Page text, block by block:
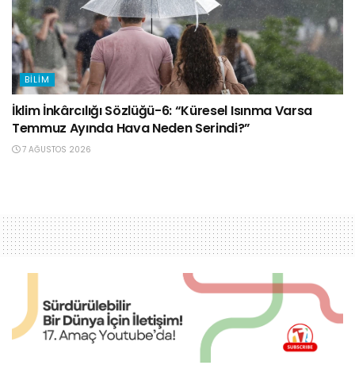
BILIM
İklim İnkârcılığı Sözlüğü-6: “Küresel Isınma Varsa
Temmuz Ayında Hava Neden Serindi?”
7 AĞUSTOS 2026